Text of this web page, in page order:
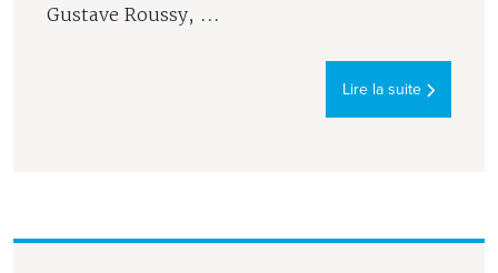
Gustave Roussy, ...
Lire la suite